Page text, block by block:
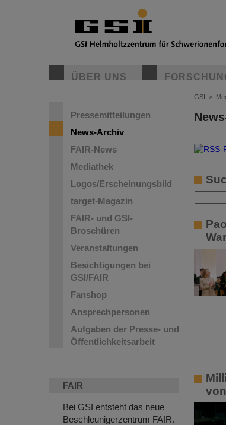
ÜBER UNS
Pressemitteilungen
News-Archiv
FAIR-News
Mediathek
Logos/Erscheinungsbild
target-Magazin
FAIR- und GSI-
Broschüren
Veranstaltungen
Besichtigungen bei
GSI/FAIR
Fanshop
Ansprechpersonen
Aufgaben der Presse- und
Öffentlichkeitsarbeit
FAIR
Bei GSI entsteht das neue
Beschleunigerzentrum FAIR.
GSI >